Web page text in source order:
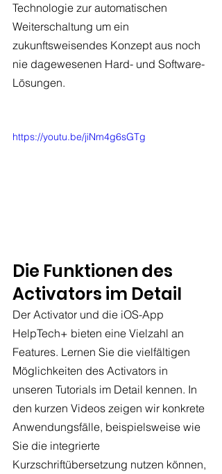
Technologie zur automatischen
Weiterschaltung um ein
zukunftsweisendes Konzept aus noch
nie dagewesenen Hard- und Software-
Lösungen.
https://youtu.be/jiNm4g6sGTg
Die Funktionen des
Activators im Detail
Der Activator und die iOS-App
HelpTech+ bieten eine Vielzahl an
Features. Lernen Sie die vielfältigen
Möglichkeiten des Activators in
unseren Tutorials im Detail kennen. In
den kurzen Videos zeigen wir konkrete
Anwendungsfälle, beispielsweise wie
Sie die integrierte
Kurzschriftübersetzung nutzen können,